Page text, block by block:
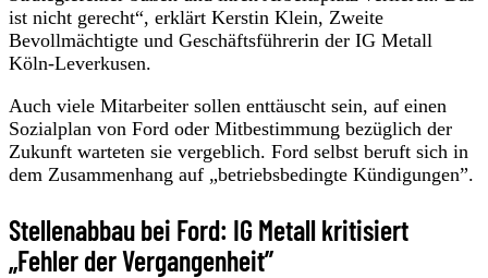
ist nicht gerecht“, erklärt Kerstin Klein, Zweite
Bevollmächtigte und Geschäftsführerin der IG Metall
Köln-Leverkusen.
Auch viele Mitarbeiter sollen enttäuscht sein, auf einen
Sozialplan von Ford oder Mitbestimmung bezüglich der
Zukunft warteten sie vergeblich. Ford selbst beruft sich in
dem Zusammenhang auf „betriebsbedingte Kündigungen”.
Stellenabbau bei Ford: IG Metall kritisiert
„Fehler der Vergangenheit”